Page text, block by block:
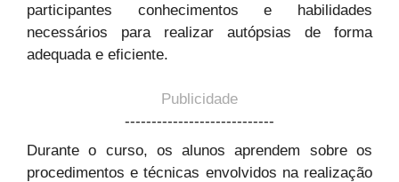
participantes conhecimentos e habilidades
necessários para realizar autópsias de forma
adequada e eficiente.
Publicidade
----------------------------
Durante o curso, os alunos aprendem sobre os
procedimentos e técnicas envolvidos na realização